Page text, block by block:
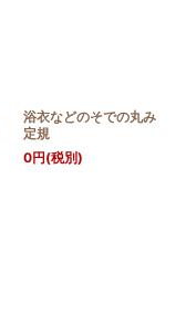
浴衣などのそでの丸み
定規
0円(税別)